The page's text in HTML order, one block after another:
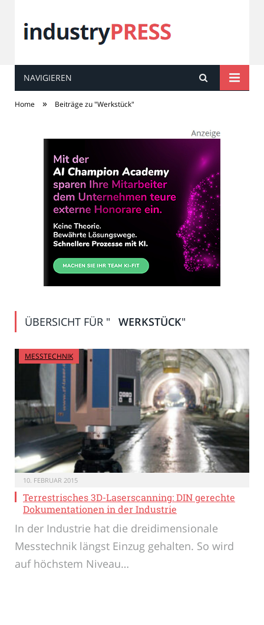
industryPRESS
NAVIGIEREN
Home » Beiträge zu "Werkstück"
ÜBERSICHT FÜR " WERKSTÜCK"
MESSTECHNIK
10. FEBRUAR 2015
Terrestrisches 3D-Laserscanning: DIN gerechte
Dokumentationen in der Industrie
In der Industrie hat die dreidimensionale
Messtechnik längst Einzug gehalten. So wird
auf höchstem Niveau…